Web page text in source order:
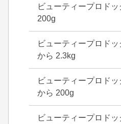
ビューティープロド
200g
ビューティープロド
から 2.3kg
ビューティープロド
から 200g
ビューティープロド